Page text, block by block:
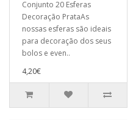
Conjunto 20 Esferas
Decoração PrataAs
nossas esferas são ideais
para decoração dos seus
bolos e even..
4,20€